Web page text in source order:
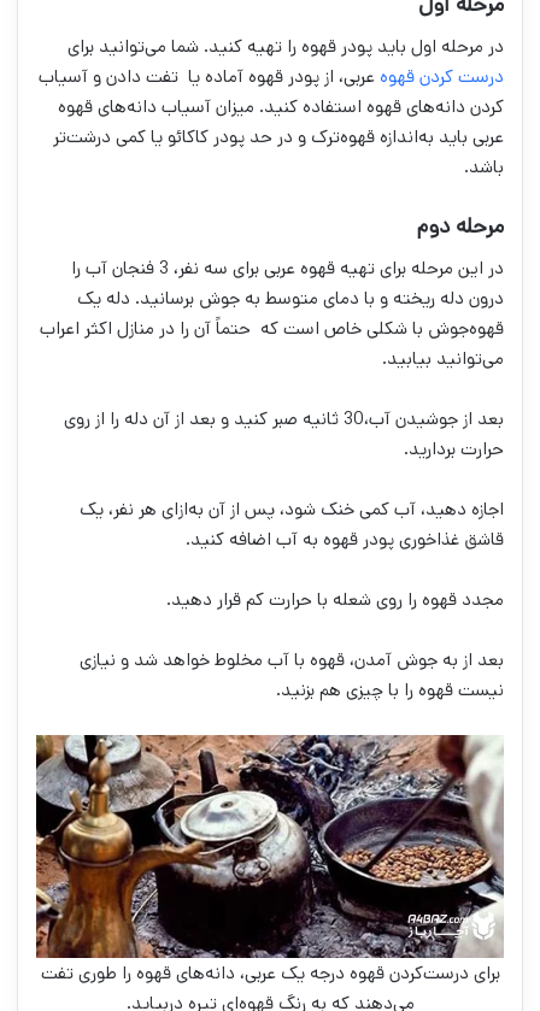
در مرحله اول باید پودر قهوه را تهیه کنید. شما می‌توانید برای
درست کردن قهوهعربی، از پودر قهوه آماده یا تفت دادن و آسیاب
کردن دانه‌های قهوه استفاده کنید. میزان آسیاب دانه‌های قهوه
عربی باید به‌اندازه قهوه‌ترک و در حد پودر کاکائو یا کمی درشت‌تر
باشد.
مرحله دوم
در این مرحله برای تهیه قهوه عربی برای سه نفر، 3 فنجان آب را
درون دله ریخته و با دمای متوسط به جوش برسانید. دله یک
قهوه‌جوش با شکلی خاص است که حتماً آن را در منازل اکثر اعراب
می‌توانید بیابید.
بعد از جوشیدن آب،30 ثانیه صبر کنید و بعد از آن دله را از روی
حرارت بردارید.
اجازه دهید، آب کمی خنک شود، پس از آن به‌ازای هر نفر، یک
قاشق غذاخوری پودر قهوه به آب اضافه کنید.
مجدد قهوه را روی شعله با حرارت کم قرار دهید.
بعد از به جوش آمدن، قهوه با آب مخلوط خواهد شد و نیازی
نیست قهوه را با چیزی هم بزنید.
برای درست‌کردن قهوه درجه یک عربی، دانه‌های قهوه را طوری تفت
می‌دهند که به رنگ قهوه‌ای تیره دربیاید.